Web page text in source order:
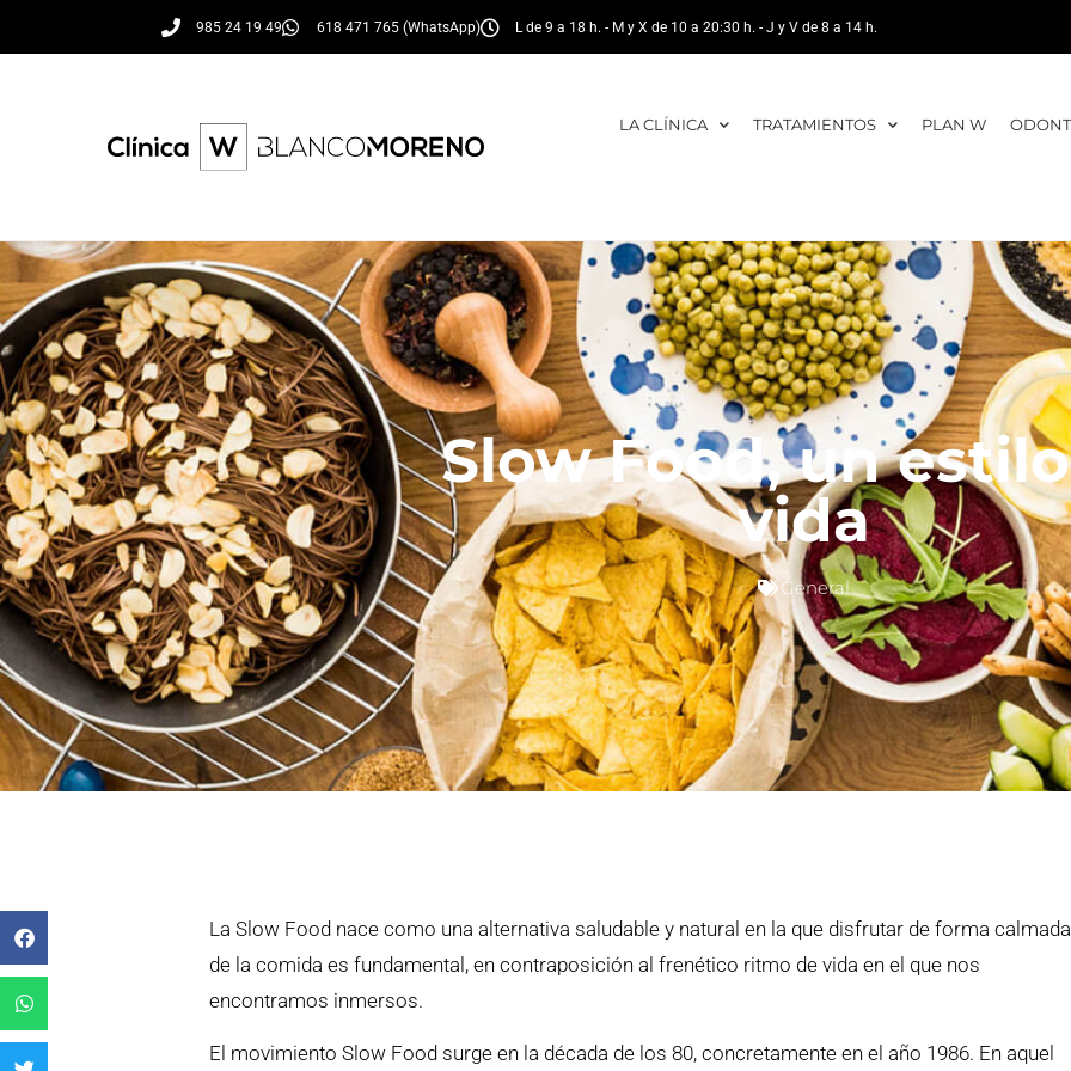
985 24 19 49 618 471 765 (WhatsApp) L de 9 a 18 h. - M y X de 10 a 20:30 h. - J y V de 8 a 14 h.
LA CLÍNICA TRATAMIENTOS PLAN W
Slow Food, un
vida
General
La Slow Food nace como una alternativa saludable y natural en la que disfrutar de forma calmada
de la comida es fundamental, en contraposición al frenético ritmo de vida en el que nos
encontramos inmersos.
El movimiento Slow Food surge en la década de los 80, concretamente en el año 1986. En aquel